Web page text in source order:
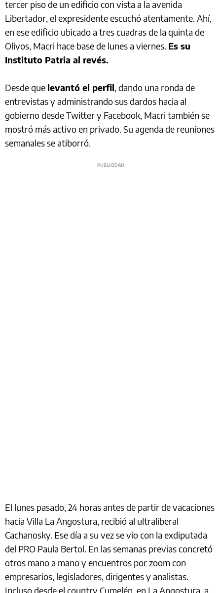
tercer piso de un edificio con vista a la avenida
Libertador, el expresidente escuchó atentamente. Ahí,
en ese edificio ubicado a tres cuadras de la quinta de
Olivos, Macri hace base de lunes a viernes. Es su
Instituto Patria al revés.
Desde que levantó el perfil, dando una ronda de
entrevistas y administrando sus dardos hacia al
gobierno desde Twitter y Facebook, Macri también se
mostró más activo en privado. Su agenda de reuniones
semanales se atiborró.
El lunes pasado, 24 horas antes de partir de vacaciones
hacia Villa La Angostura, recibió al ultraliberal
Cachanosky. Ese día a su vez se vio con la exdiputada
del PRO Paula Bertol. En las semanas previas concretó
otros mano a mano y encuentros por zoom con
empresarios, legisladores, dirigentes y analistas.
Incluso desde el country Cumelén, en La Angostura, a